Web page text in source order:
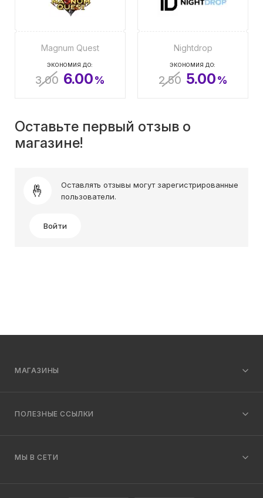
Magnum Quest
ЭКОНОМИЯ ДО:
3.00 6.00%
Nightdrop
ЭКОНОМИЯ ДО:
2.50 5.00%
Оставьте первый отзыв о
магазине!
Оставлять отзывы могут зарегистрированные
пользователи.
Войти
МАГАЗИНЫ
ПОЛЕЗНЫЕ ССЫЛКИ
МЫ В СЕТИ